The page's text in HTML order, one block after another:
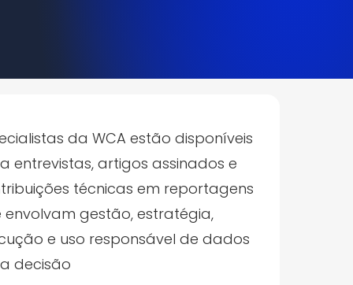
da WCA estão disponíveis
entrevistas, artigos assinados e
técnicas em reportagens
envolvam gestão, estratégia,
e uso responsável de dados
decisão